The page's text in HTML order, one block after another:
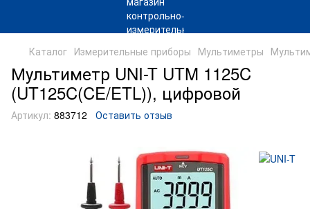
Каталог Измерительные приборы Мультиметры
Мультиметр UNI-T UTM 1125C
(UT125C(CE/ETL)), цифровой
Артикул: 883712 Оставить отзыв